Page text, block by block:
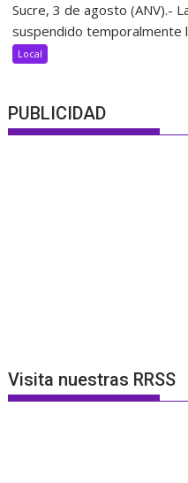
Sucre, 3 de agosto (ANV).-
suspendido temporalmente
Local
PUBLICIDAD
Visita nuestras RRSS